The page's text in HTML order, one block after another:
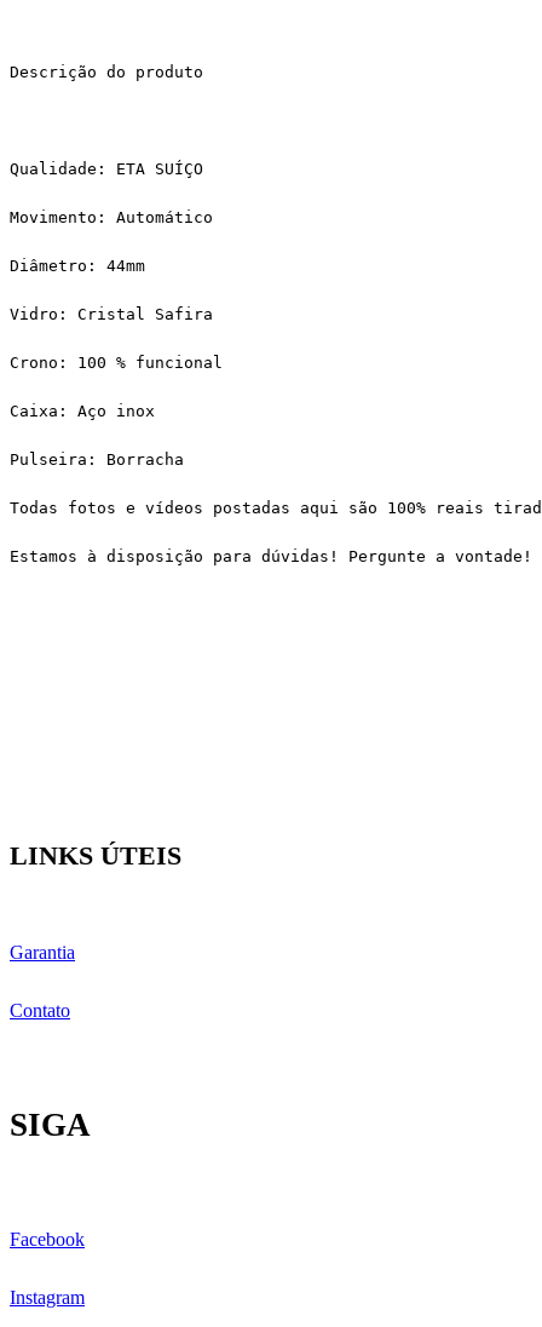
Descrição do produto
Qualidade: ETA SUÍÇO
Movimento: Automático
Diâmetro: 44mm
Vidro: Cristal Safira
Crono: 100 % funcional
Caixa: Aço inox
Pulseira: Borracha
Todas fotos e vídeos postadas aqui são 100% reais
Estamos à disposição para dúvidas! Pergunte a vontade!
LINKS ÚTEIS
Garantia
Contato
SIGA
Facebook
Instagram